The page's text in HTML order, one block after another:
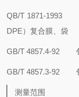
QB/T 1871-1993
DPE）复合膜、袋
GB/T 4857.4-92 包
GB/T 4857.3-92 包
测量范围